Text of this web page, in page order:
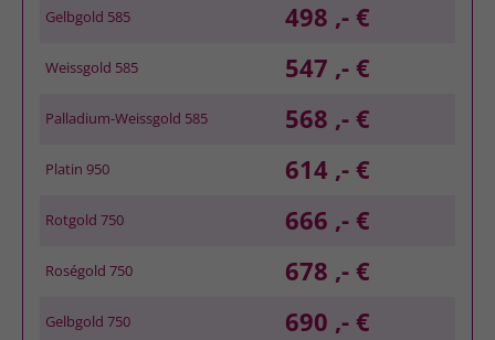
Gelbgold 585 498 ,- €
Weissgold 585 547 ,- €
Palladium-Weissgold 585 568 ,- €
Platin 950 614 ,- €
Rotgold 750 666 ,- €
Roségold 750 678 ,- €
Gelbgold 750 690 ,- €